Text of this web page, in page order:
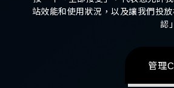
站效能和使用狀況，以及讓我們投
認
管理